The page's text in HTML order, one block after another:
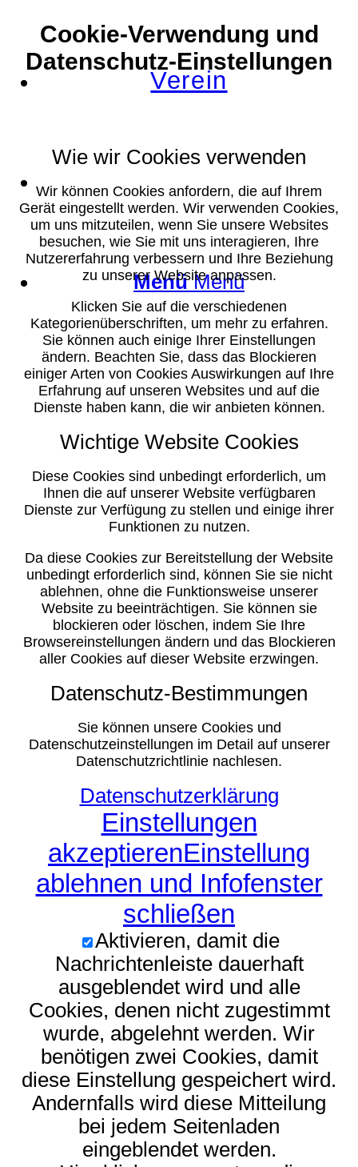
Verein
Suche
Menü Menü
Cookie-Verwendung und
Datenschutz-Einstellungen
Wie wir Cookies verwenden
Wir können Cookies anfordern, die auf Ihrem
Gerät eingestellt werden. Wir verwenden Cookies,
um uns mitzuteilen, wenn Sie unsere Websites
besuchen, wie Sie mit uns interagieren, Ihre
Nutzererfahrung verbessern und Ihre Beziehung
zu unserer Website anpassen.
Klicken Sie auf die verschiedenen
Kategorienüberschriften, um mehr zu erfahren.
Sie können auch einige Ihrer Einstellungen
ändern. Beachten Sie, dass das Blockieren
einiger Arten von Cookies Auswirkungen auf Ihre
Erfahrung auf unseren Websites und auf die
Dienste haben kann, die wir anbieten können.
Wichtige Website Cookies
Diese Cookies sind unbedingt erforderlich, um
Ihnen die auf unserer Website verfügbaren
Dienste zur Verfügung zu stellen und einige ihrer
Funktionen zu nutzen.
Da diese Cookies zur Bereitstellung der Website
unbedingt erforderlich sind, können Sie sie nicht
ablehnen, ohne die Funktionsweise unserer
Website zu beeinträchtigen. Sie können sie
blockieren oder löschen, indem Sie Ihre
Browsereinstellungen ändern und das Blockieren
aller Cookies auf dieser Website erzwingen.
Datenschutz-Bestimmungen
Sie können unsere Cookies und
Datenschutzeinstellungen im Detail auf unserer
Datenschutzrichtlinie nachlesen.
Datenschutzerklärung
Einstellungen
akzeptierenEinstellung
ablehnen und Infofenster
schließen
Aktivieren, damit die
Nachrichtenleiste dauerhaft
ausgeblendet wird und alle
Cookies, denen nicht zugestimmt
wurde, abgelehnt werden. Wir
benötigen zwei Cookies, damit
diese Einstellung gespeichert wird.
Andernfalls wird diese Mitteilung
bei jedem Seitenladen
eingeblendet werden.